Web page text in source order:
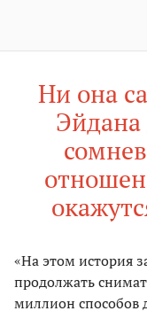
Ни она
«На этом история
продолжать
миллион способов